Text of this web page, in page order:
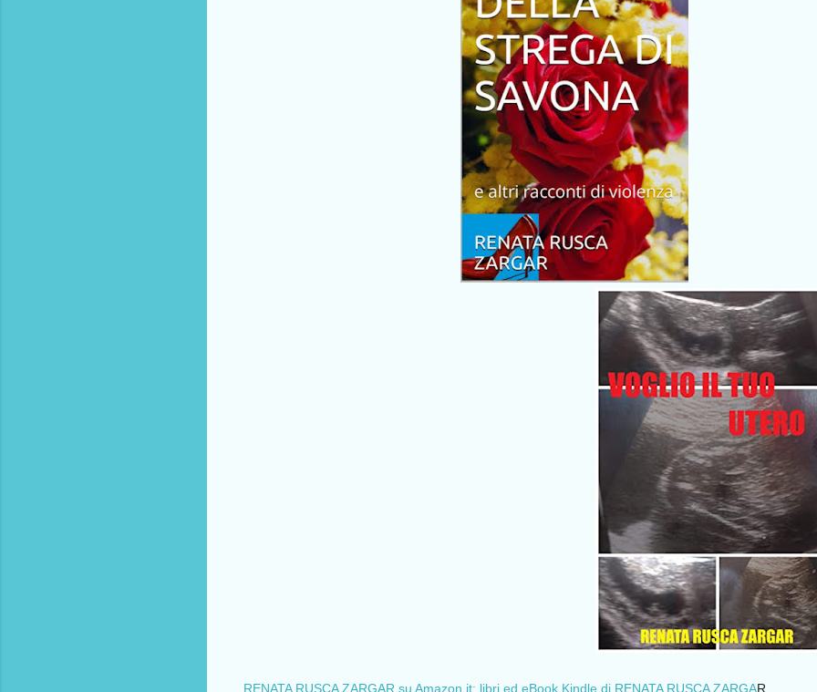
RENATA RUSCA ZARGAR su Amazon.it: libri ed eBook Kindle di RENATA RUSCA ZARGAR